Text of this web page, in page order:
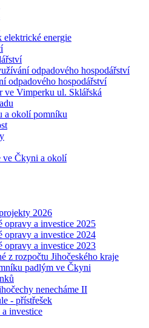
elektrické energie
odpadového hospodářství
odpadového hospodářství
ve Vimperku ul. Sklářská
a okolí pomníku
ve Čkyni a okolí
2026
opravy a investice 2025
opravy a investice 2024
opravy a investice 2023
z rozpočtu Jihočeského kraje
padlým ve Čkyni
nenecháme II
- přístřešek
investice